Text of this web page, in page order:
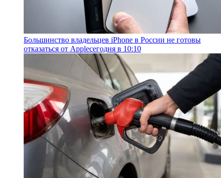
Большинство владельцев iPhone в России не готовы
отказаться от Appleсегодня в 10:10